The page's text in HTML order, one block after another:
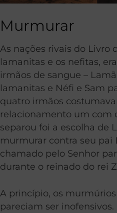
Murmurar
As nações rivais do Livro
lamanitas e os nefitas,
irmãos de sangue –
lamanitas e Néfi e Sam
quatro irmãos
relacionamento um com
separou foi a escolha de
murmurar contra seu pai
chamado pelo Senhor
durante o reinado do rei
A princípio, os
pareciam ser